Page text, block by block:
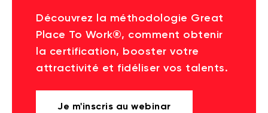
Découvrez la méthodologie Great
Place To Work®, comment obtenir
la certification, booster votre
attractivité et fidéliser vos talents.
Je m'inscris au webinar